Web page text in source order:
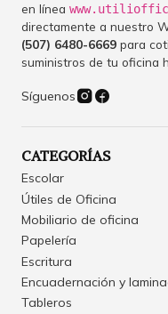
en línea
directamente a nuestro
(507) 6480-6669 para
suministros de tu oficina
Síguenos
CATEGORÍAS
Escolar
Útiles de Oficina
Mobiliario de oficina
Papelería
Escritura
Encuadernación y
Tableros